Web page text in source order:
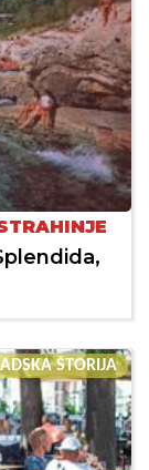
ŠTORIJA